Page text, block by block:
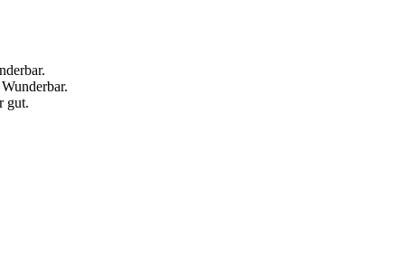
gut.